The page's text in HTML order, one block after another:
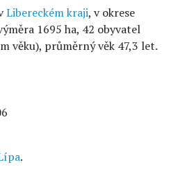
Libereckém kraji, v okrese
1695 ha, 42 obyvatel
věku), průměrný věk 47,3 let.
.